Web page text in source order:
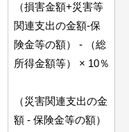
（損害金額+災害等
関連支出の金額-保
険金等の額） - （総
所得金額等） × 10％
（災害関連支出の金
額 - 保険金等の額）